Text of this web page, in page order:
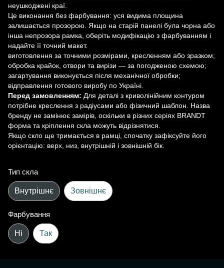
неушкоджені краї.
Це виконання без фарбування: уся видима площина
залишається прозорою. Якщо на старій панелі була чорна або
інша непрозора рамка, оберіть модифікацію з фарбуванням і
надайте її точний макет.
виготовлення за точними розмірами, кресленням або зразком;
обробка крайок, отвори та вирізи — за погодженою схемою;
загартування виконується після механічної обробки;
відправлення готового виробу по Україні.
Перед замовленням: Для деталі з криволінійним контуром
потрібне креслення з радіусами або фізичний шаблон. Назва
бренду не замінює замірів, оскільки в різних серіях BRANDT
форма та кріплення скла можуть відрізнятися.
Якщо скло ще тримається в рамці, спочатку зафіксуйте його
орієнтацію: верх, низ, внутрішній і зовнішній бік.
Тип скла
Внутрішнє Зовнішнє
Фарбування
Ні Так